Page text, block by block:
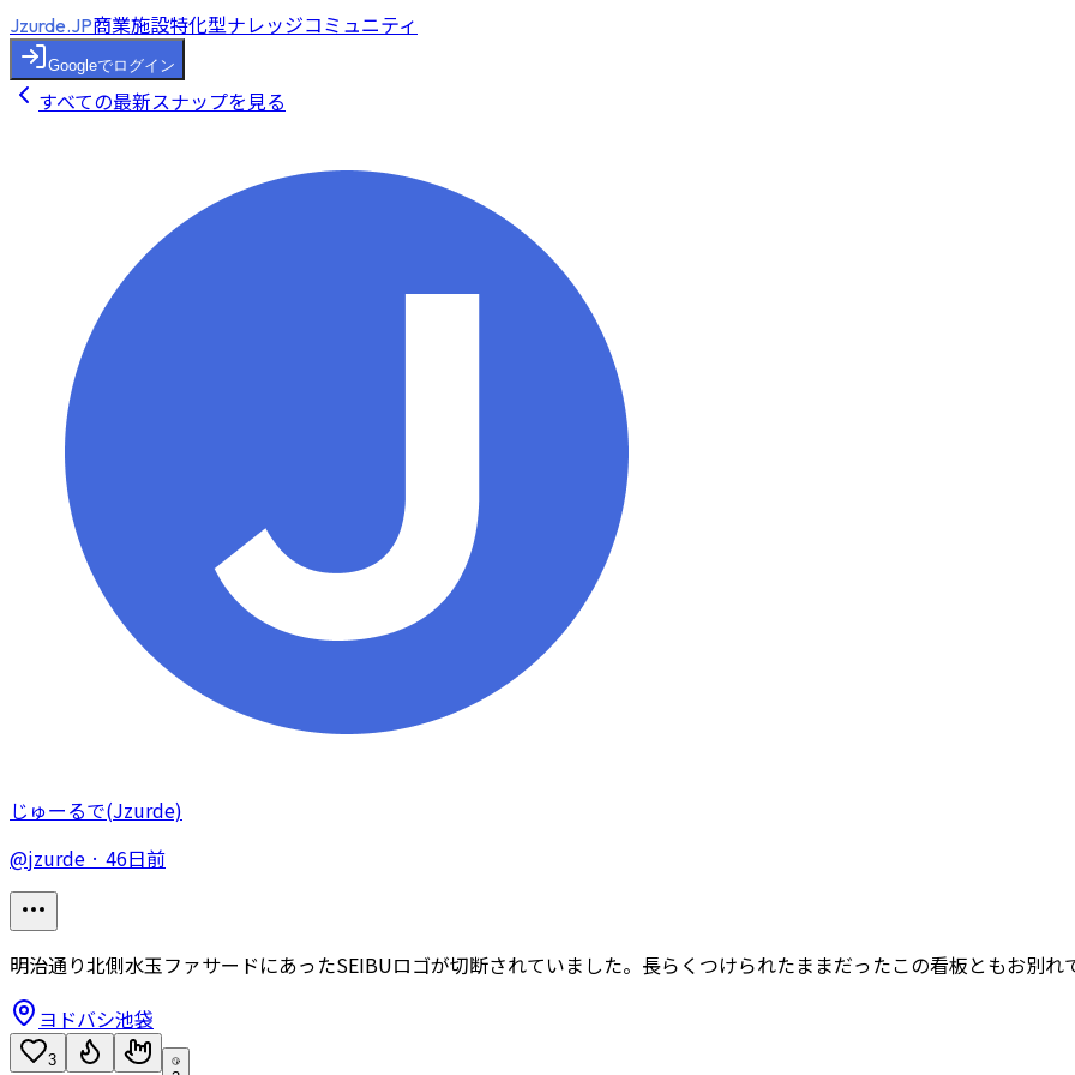
Jzurde.JP商業施設特化型ナレッジコミュニティ
Googleでログイン
すべての最新スナップを見る
じゅーるで(Jzurde)
@jzurde · 46日前
明治通り北側水玉ファサードにあったSEIBUロゴが切断されていました。長らくつけられたままだったこの看板ともお別
ヨドバシ池袋
3